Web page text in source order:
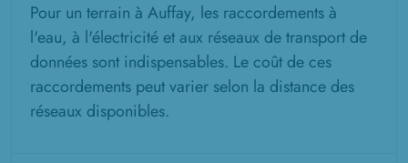
Pour un terrain à Auffay, les raccordements à
l'eau, à l'électricité et aux réseaux de transport de
données sont indispensables. Le coût de ces
raccordements peut varier selon la distance des
réseaux disponibles.